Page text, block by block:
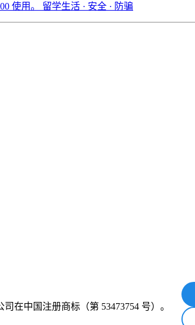
使用。 留学生活 · 安全 · 防骗
在中国注册商标（第 53473754 号）。